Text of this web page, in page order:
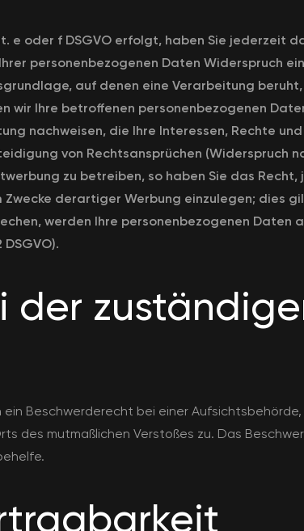
e oder f DSGVO erfolgt, haben Sie jederzeit
personenbezogenen Daten Widerspruch
auf denen eine Verarbeitung
wir Ihre betroffenen personenbezogenen
nachweisen, die Ihre Interessen, Rechte
von Rechtsansprüchen (Widerspruch
zu betreiben, so haben Sie das
derartiger Werbung einzulegen; dies
werden Ihre personenbezogenen Daten
der
Beschwerderecht bei einer
des mutmaßlichen Verstoßes zu. Das